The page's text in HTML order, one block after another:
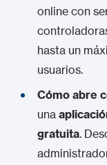
online con
hasta un
usuarios.
Cómo abre
una
gratuita.